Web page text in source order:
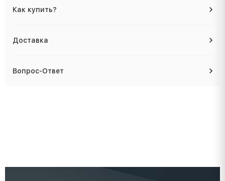
Как купить?
Доставка
Вопрос-Ответ